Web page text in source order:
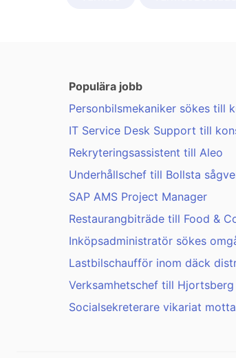
Populära jobb
Personbilsmekaniker sökes till
IT Service Desk Support till
Rekryteringsassistent till Aleo
Underhållschef till Bollsta
SAP AMS Project Manager
Restaurangbiträde till Food &
Inköpsadministratör sökes
Lastbilschaufför inom däck
Verksamhetschef till Hjortsberg
Socialsekreterare vikariat